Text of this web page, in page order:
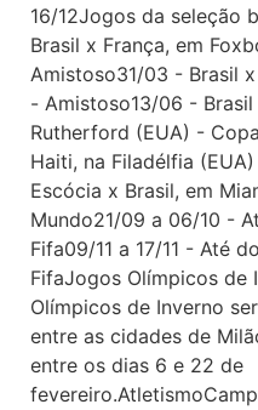
16/12Jogos da seleção
Brasil x França, em
Amistoso31/03 - Brasil
- Amistoso13/06 -
Rutherford (EUA) -
Haiti, na Filadélfia
Escócia x Brasil, em
Mundo21/09 a 06/10 -
Fifa09/11 a 17/11 - Até
FifaJogos Olímpicos de
Olímpicos de Inverno
entre as cidades de
entre os dias 6 e 22 de